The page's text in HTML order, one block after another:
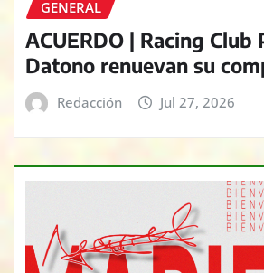
GENERAL
ACUERDO | Racing Club
Datono renuevan su
Redacción Jul 27, 2026